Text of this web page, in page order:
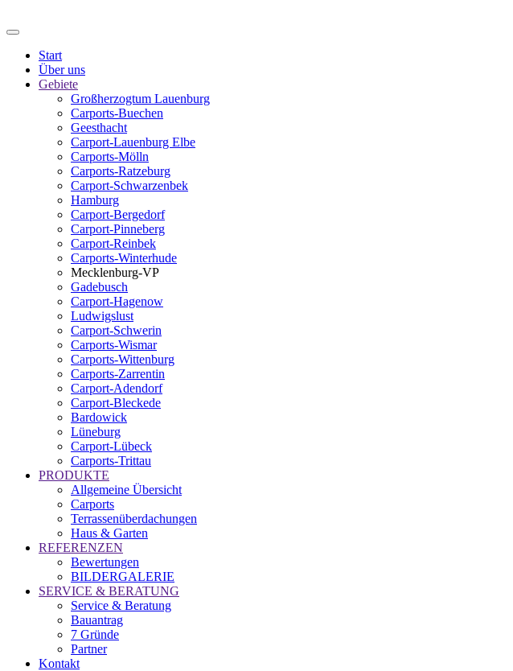
Start
Über uns
Gebiete
Großherzogtum Lauenburg
Carports-Buechen
Geesthacht
Carport-Lauenburg Elbe
Carports-Mölln
Carports-Ratzeburg
Carport-Schwarzenbek
Hamburg
Carport-Bergedorf
Carport-Pinneberg
Carport-Reinbek
Carports-Winterhude
Mecklenburg-VP
Gadebusch
Carport-Hagenow
Ludwigslust
Carport-Schwerin
Carports-Wismar
Carports-Wittenburg
Carports-Zarrentin
Carport-Adendorf
Carport-Bleckede
Bardowick
Lüneburg
Carport-Lübeck
Carports-Trittau
PRODUKTE
Allgemeine Übersicht
Carports
Terrassenüberdachungen
Haus & Garten
REFERENZEN
Bewertungen
BILDERGALERIE
SERVICE & BERATUNG
Service & Beratung
Bauantrag
7 Gründe
Partner
Kontakt